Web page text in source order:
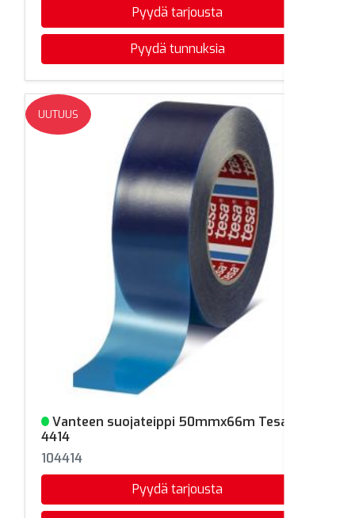
Pyydä tarjousta
Pyydä tunnuksia
Varastossa
Vanteen suojateippi 50mmx66m Tesa
4414
104414
Pyydä tarjousta
UUTUUS